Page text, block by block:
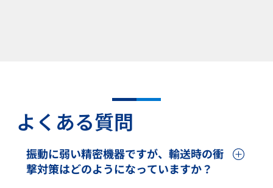
よくある質問
振動に弱い精密機器ですが、輸送時の衝
撃対策はどのようになっていますか？